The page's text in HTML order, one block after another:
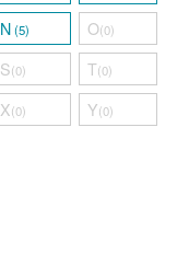
N(5) O(0)
S(0) T(0)
X(0) Y(0)